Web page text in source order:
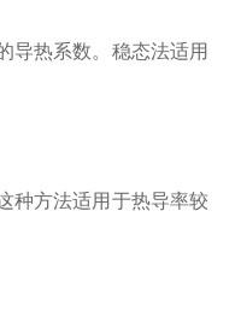
热系数。稳态法适用
种方法适用于热导率较